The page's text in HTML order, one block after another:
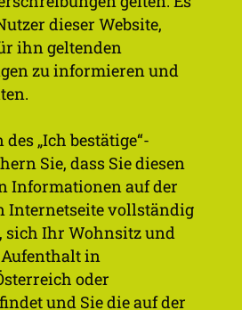
Schuldverschreibungen
zurückgekauft,
zurückgezahlt oder
entwertet wurde
ver­pflich­tung, Dritt­
verzug, Trans­pa­renz­ver­
pflich­tung
Deut­sches Recht
dieser Website,
ihn geltenden
zu informieren und
„Ich bestätige“-
Sie, dass Sie diesen
Informationen auf der
Internetseite vollständig
sich Ihr Wohnsitz und
in
oder
und Sie die auf der